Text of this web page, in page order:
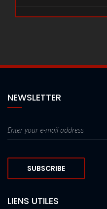
NEWSLETTER
SUBSCRIBE
LIENS UTILES